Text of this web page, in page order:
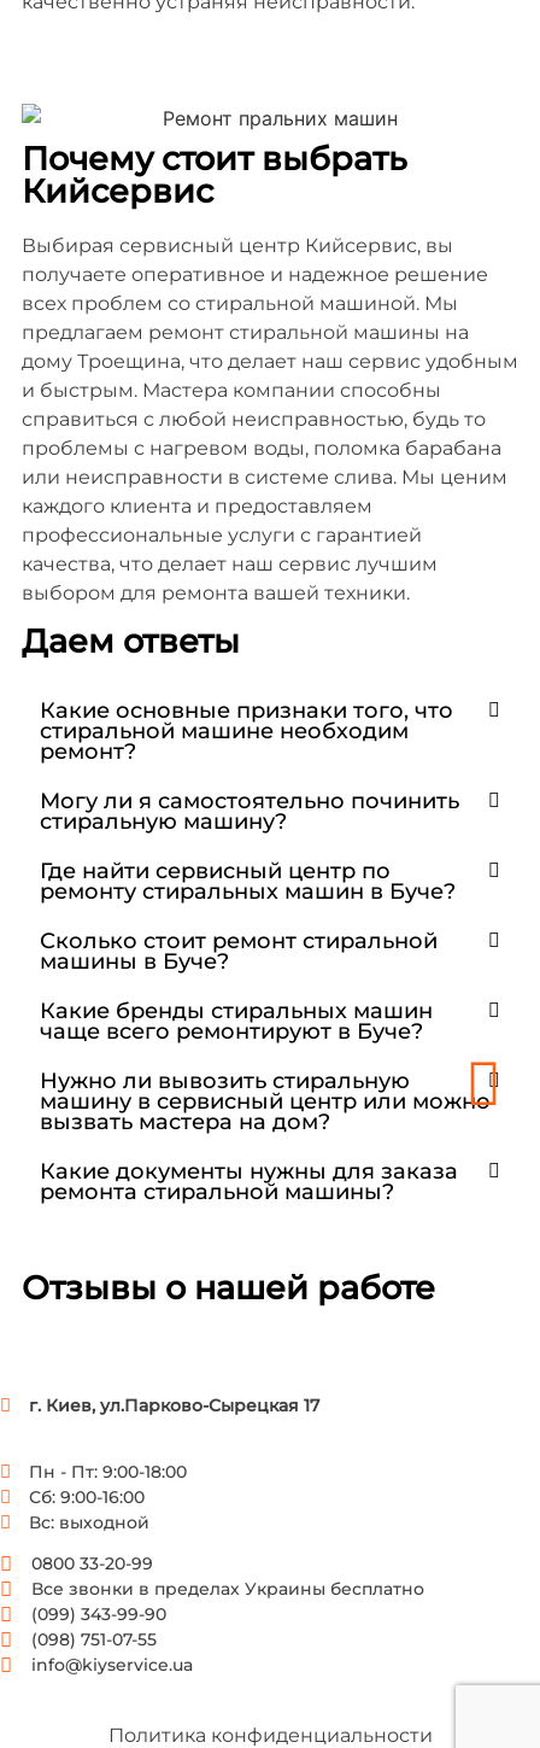
Почему стоит выбрать
Кийсервис
Выбирая сервисный центр Кийсервис, вы
получаете оперативное и надежное решение
всех проблем со стиральной машиной. Мы
предлагаем ремонт стиральной машины на
дому Троещина, что делает наш сервис удобным
и быстрым. Мастера компании способны
справиться с любой неисправностью, будь то
проблемы с нагревом воды, поломка барабана
или неисправности в системе слива. Мы ценим
каждого клиента и предоставляем
профессиональные услуги с гарантией
качества, что делает наш сервис лучшим
выбором для ремонта вашей техники.
Даем ответы
Какие основные признаки того, что
стиральной машине необходим
ремонт?
Могу ли я самостоятельно починить
стиральную машину?
Где найти сервисный центр по
ремонту стиральных машин в Буче?
Сколько стоит ремонт стиральной
машины в Буче?
Какие бренды стиральных машин
чаще всего ремонтируют в Буче?
Нужно ли вывозить стиральную
машину в сервисный центр или можно
вызвать мастера на дом?
Какие документы нужны для заказа
ремонта стиральной машины?
Отзывы о нашей работе
г. Киев, ул.Парково-Сырецкая 17
Пн - Пт: 9:00-18:00
Сб: 9:00-16:00
Вс: выходной
0800 33-20-99
Все звонки в пределах Украины бесплатно
(099) 343-99-90
(098) 751-07-55
info@kiyservice.ua
Политика конфиденциальности